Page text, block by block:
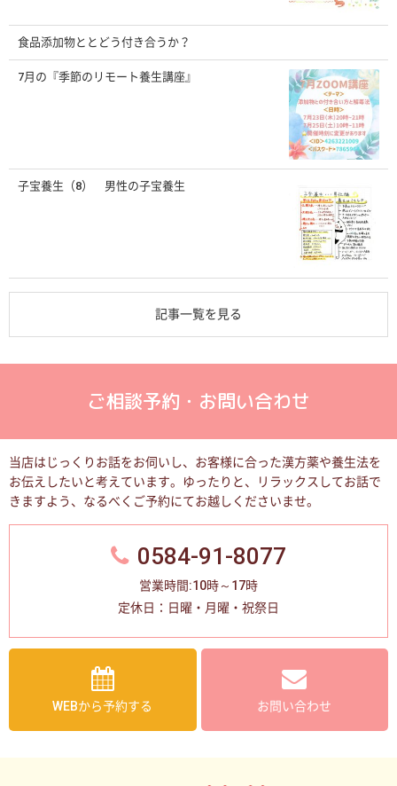
食品添加物ととどう付き合うか？
7月の『季節のリモート養生講座』
子宝養生（8） 男性の子宝養生
記事一覧を見る
ご相談予約・お問い合わせ
当店はじっくりお話をお伺いし、お客様に合った漢方薬や養生法を
お伝えしたいと考えています。
ゆったりと、リラックスしてお話で
きますよう、なるべくご予約にてお越しくださいませ。
0584-91-8077
営業時間:10時～17時
定休日：日曜・月曜・祝祭日
WEBから予約する お問い合わせ